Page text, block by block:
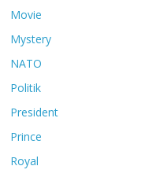
Movie
Mystery
NATO
Politik
President
Prince
Royal